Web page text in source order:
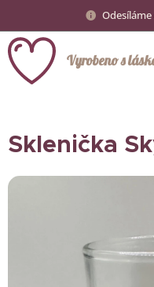
Vyrobeno s
Sklenička